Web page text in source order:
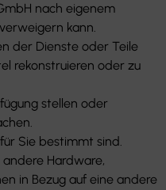
nach eigenem
kann.
der Dienste oder Teile
rekonstruieren oder zu
stellen oder
Sie bestimmt sind.
Hardware,
in Bezug auf eine andere